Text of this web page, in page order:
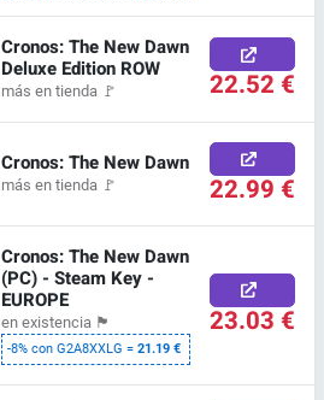
Cronos: The New Dawn
Deluxe Edition ROW
más en tienda 🚩 22.52 €
Cronos: The New Dawn
más en tienda 🚩 22.99 €
Cronos: The New Dawn
(PC) - Steam Key -
EUROPE
en existencia 🏴
-8% con G2A8XXLG =21.19 €
23.03 €